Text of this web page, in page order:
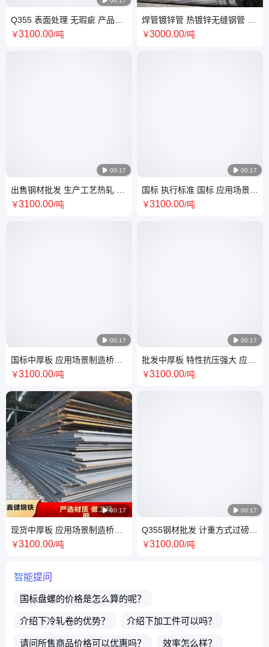
Q355 表面处理 无瑕疵 产品优
势 支撑力强 耐腐蚀 非标定做
￥3100.00/吨
 00:17
出售钢材批发 生产工艺热轧 配
送服务送货上门 全国配送 可切
￥3100.00/吨
 00:17
国标中厚板 应用场景制造桥梁
特性抗压强大 耐低温 可切割
￥3100.00/吨
 00:17
现货中厚板 应用场景制造桥梁
特性抗压强大 仓库直发
￥3100.00/吨
焊管镀锌管 热镀锌无缝钢管 流
体输送大口径 规格全
￥3000.00/吨
 00:17
国标 执行标准 国标 应用场景制
造桥梁 工艺精良 型号全
￥3100.00/吨
 00:17
批发中厚板 特性抗压强大 应用
场景制造桥梁 型号全
￥3100.00/吨
 00:17
Q355钢材批发 计重方式过磅
品名槽钢 品类齐全 型号全
￥3100.00/吨
智能提问
国标盘螺的价格是怎么算的呢？
介绍下冷轧卷的优势？ 介绍下加工件可以吗？
请问所售商品价格可以优惠吗？ 效率怎么样？